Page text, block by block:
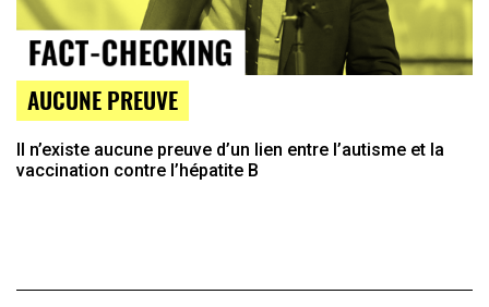
AUCUNE PREUVE
Il n’existe aucune preuve d’un lien entre l’autisme et la
vaccination contre l’hépatite B